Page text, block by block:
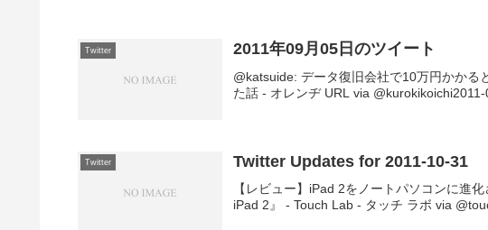
Twitter 2011年09月05日のツイート
@katsuide: データ復旧会社で10万円かかる
た話 - オレンヂ URL via
Twitter Twitter Updates for 2011-10-31
【レビュー】iPad 2をノートパソコンに進
iPad 2』 - Touch Lab - タッチ ラボ via